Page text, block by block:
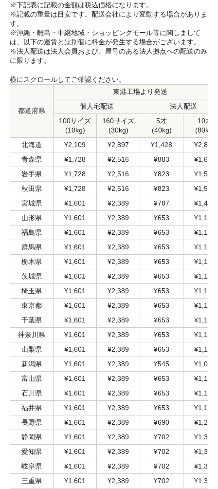
※下記表に記載の金額は税込価格になります。
※記載の重量は目安です。配送会社により変動する場合がありま
す。
※沖縄・離島・中継地域・ショッピングモール等に関しまして
は、以下の運賃とは別個に料金が発生する場合がございます。
※法人配送は法人会員および、屋号のある法人拠点への配送のみ
に限ります。
横にスクロールしてご確認ください。
都道府県
東港工場より発送
個人宅配送
法人配送
100サイズ
(10kg)
160サイズ
(30kg)
5才
(40kg)
10才
(80kg)
北海道
¥2,109 ¥2,897 ¥1,428
¥2,844
青森県
¥1,728 ¥2,516 ¥883
¥1,658
岩手県
¥1,728 ¥2,516 ¥823
¥1,525
秋田県
¥1,728 ¥2,516 ¥823
¥1,525
宮城県
¥1,601 ¥2,389 ¥787
¥1,464
山形県
¥1,601 ¥2,389 ¥653
¥1,198
福島県
¥1,601 ¥2,389 ¥653
¥1,198
群馬県
¥1,601 ¥2,389 ¥653
¥1,198
栃木県
¥1,601 ¥2,389 ¥653
¥1,198
茨城県
¥1,601 ¥2,389 ¥653
¥1,198
埼玉県
¥1,601 ¥2,389 ¥653
¥1,198
東京都
¥1,601 ¥2,389 ¥653
¥1,198
千葉県
¥1,601 ¥2,389 ¥653
¥1,198
神奈川県
¥1,601 ¥2,389 ¥653
¥1,198
山梨県
¥1,601 ¥2,389 ¥653
¥1,198
新潟県
¥1,601 ¥2,389 ¥545
¥1,053
富山県
¥1,601 ¥2,389 ¥653
¥1,198
石川県
¥1,601 ¥2,389 ¥653
¥1,198
福井県
¥1,601 ¥2,389 ¥653
¥1,198
長野県
¥1,601 ¥2,389 ¥690
¥1,246
静岡県
¥1,601 ¥2,389 ¥702
¥1,379
愛知県
¥1,601 ¥2,389 ¥702
¥1,379
岐阜県
¥1,601 ¥2,389 ¥702
¥1,379
三重県
¥1,601 ¥2,389 ¥702
¥1,379